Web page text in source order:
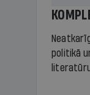
politikā